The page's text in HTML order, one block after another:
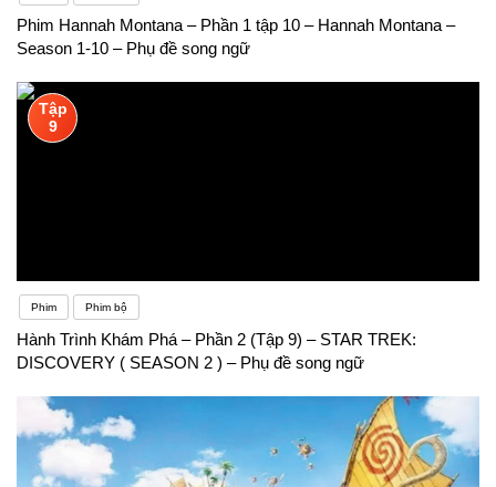
Phim Hannah Montana – Phần 1 tập 10 – Hannah Montana –
Season 1-10 – Phụ đề song ngữ
Tập
9
Phim Phim bộ
Hành Trình Khám Phá – Phần 2 (Tập 9) – STAR TREK:
DISCOVERY ( SEASON 2 ) – Phụ đề song ngữ